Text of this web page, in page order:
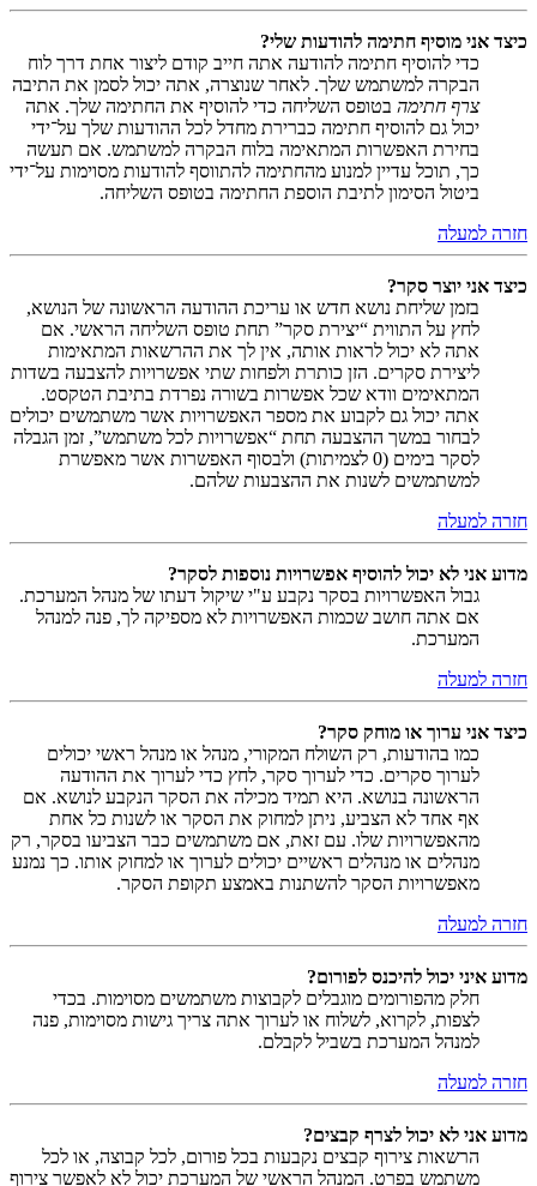
כיצד אני מוסיף חתימה להודעות שלי?
כדי להוסיף חתימה להודעה אתה חייב קודם ליצור אחת דרך לוח
הבקרה למשתמש שלך. לאחר שנוצרה, אתה יכול לסמן את התיבה
צרף חתימה בטופס השליחה כדי להוסיף את החתימה שלך. אתה
יכול גם להוסיף חתימה כברירת מחדל לכל ההודעות שלך על־ידי
בחירת האפשרות המתאימה בלוח הבקרה למשתמש. אם תעשה
כך, תוכל עדיין למנוע מהחתימה להתווסף להודעות מסוימות על־ידי
ביטול הסימון לתיבת הוספת החתימה בטופס השליחה.
חזרה למעלה
כיצד אני יוצר סקר?
בזמן שליחת נושא חדש או עריכת ההודעה הראשונה של הנושא,
לחץ על התווית “יצירת סקר” תחת טופס השליחה הראשי. אם
אתה לא יכול לראות אותה, אין לך את ההרשאות המתאימות
ליצירת סקרים. הזן כותרת ולפחות שתי אפשרויות להצבעה בשדות
המתאימים וודא שכל אפשרות בשורה נפרדת בתיבת הטקסט.
אתה יכול גם לקבוע את מספר האפשרויות אשר משתמשים יכולים
לבחור במשך ההצבעה תחת “אפשרויות לכל משתמש”, זמן הגבלה
לסקר בימים (0 לצמיתות) ולבסוף האפשרות אשר מאפשרת
למשתמשים לשנות את ההצבעות שלהם.
חזרה למעלה
מדוע אני לא יכול להוסיף אפשרויות נוספות לסקר?
גבול האפשרויות בסקר נקבע ע"י שיקול דעתו של מנהל המערכת.
אם אתה חושב שכמות האפשרויות לא מספיקה לך, פנה למנהל
המערכת.
חזרה למעלה
כיצד אני ערוך או מוחק סקר?
כמו בהודעות, רק השולח המקורי, מנהל או מנהל ראשי יכולים
לערוך סקרים. כדי לערוך סקר, לחץ כדי לערוך את ההודעה
הראשונה בנושא. היא תמיד מכילה את הסקר הנקבע לנושא. אם
אף אחד לא הצביע, ניתן למחוק את הסקר או לשנות כל אחת
מהאפשרויות שלו. עם זאת, אם משתמשים כבר הצביעו בסקר, רק
מנהלים או מנהלים ראשיים יכולים לערוך או למחוק אותו. כך נמנע
מאפשרויות הסקר להשתנות באמצע תקופת הסקר.
חזרה למעלה
מדוע איני יכול להיכנס לפורום?
חלק מהפורומים מוגבלים לקבוצות משתמשים מסוימות. בכדי
לצפות, לקרוא, לשלוח או לערוך אתה צריך גישות מסוימות, פנה
למנהל המערכת בשביל לקבלם.
חזרה למעלה
מדוע אני לא יכול לצרף קבצים?
הרשאות צירוף קבצים נקבעות בכל פורום, לכל קבוצה, או לכל
משתמש בפרט. המנהל הראשי של המערכת יכול לא לאפשר צירוף